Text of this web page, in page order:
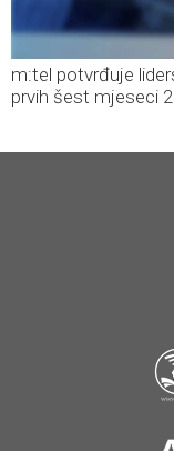
m:tel potvrđuje
prvih šest mjeseci